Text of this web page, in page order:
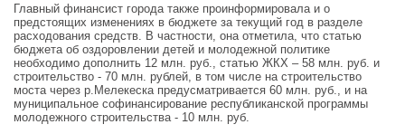
Главный финансист города также проинформировала и о
предстоящих изменениях в бюджете за текущий год в разделе
расходования средств. В частности, она отметила, что статью
бюджета об оздоровлении детей и молодежной политике
необходимо дополнить 12 млн. руб., статью ЖКХ – 58 млн. руб. и
строительство - 70 млн. рублей, в том числе на строительство
моста через р.Мелекеска предусматривается 60 млн. руб., и на
муниципальное софинансирование республиканской программы
молодежного строительства - 10 млн. руб.